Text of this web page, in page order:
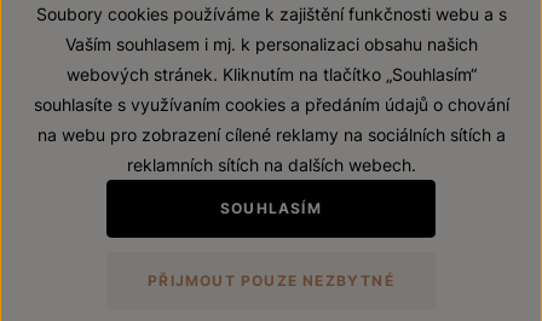
© 2026 ZNOVÍN ZNOJMO, a. s.
Prohlášení o přístupnosti
Zákaz prodeje alkoholických nápojů osobám mladším 18 let.
VytvořilwebProgress
Soubory cookies používáme k zajištění funkčnosti webu a s
Vaším souhlasem i mj. k personalizaci obsahu našich
webových stránek. Kliknutím na tlačítko „Souhlasím“
souhlasíte s využívaním cookies a předáním údajů o chování
na webu pro zobrazení cílené reklamy na sociálních sítích a
reklamních sítích na dalších webech.
SOUHLASÍM
PŘIJMOUT POUZE NEZBYTNÉ